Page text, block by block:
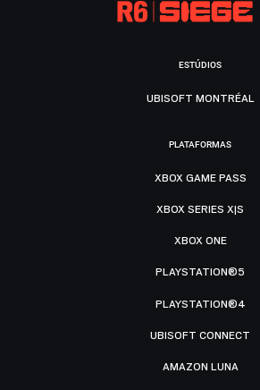
ESTÚDIOS
UBISOFT MONTRÉAL
PLATAFORMAS
XBOX GAME PASS
XBOX SERIES X|S
XBOX ONE
PLAYSTATION®5
PLAYSTATION®4
UBISOFT CONNECT
AMAZON LUNA